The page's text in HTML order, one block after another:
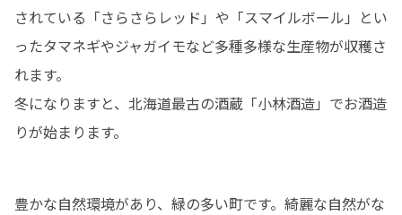
されている「さらさらレッド」や「スマイルボール」とい
ったタマネギやジャガイモなど多種多様な生産物が収穫さ
れます。
冬になりますと、北海道最古の酒蔵「小林酒造」でお酒造
りが始まります。
豊かな自然環境があり、緑の多い町です。綺麗な自然がな